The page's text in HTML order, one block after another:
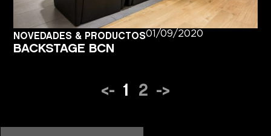
NOVEDADES & PRODUCTOS01/09/2020
BACKSTAGE BCN
<- 1 2 ->